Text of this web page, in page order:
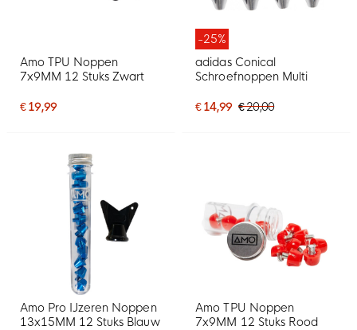
Amo TPU Noppen
7x9MM 12 Stuks Zwart
€ 19,99
-25%
adidas Conical
Schroefnoppen Multi
€ 14,99 € 20,00
Amo Pro IJzeren Noppen
13x15MM 12 Stuks Blauw
Amo TPU Noppen
7x9MM 12 Stuks Rood